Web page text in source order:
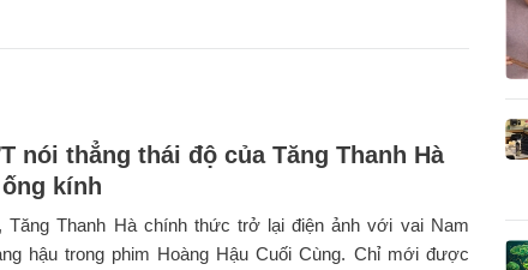
nói thẳng thái độ của Tăng Thanh Hà
kính
Tăng Thanh Hà chính thức trở lại điện ảnh với vai Nam
hậu trong phim Hoàng Hậu Cuối Cùng. Chỉ mới được